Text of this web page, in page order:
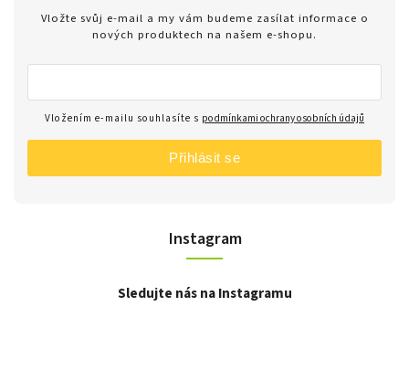
Instagram
Sledujte nás na Instagramu
Vložte svůj e-mail a my vám budeme zasílat informace o
nových produktech na našem e-shopu.
Vložením e-mailu souhlasíte s podmínkami ochrany osobních údajů
Přihlásit se